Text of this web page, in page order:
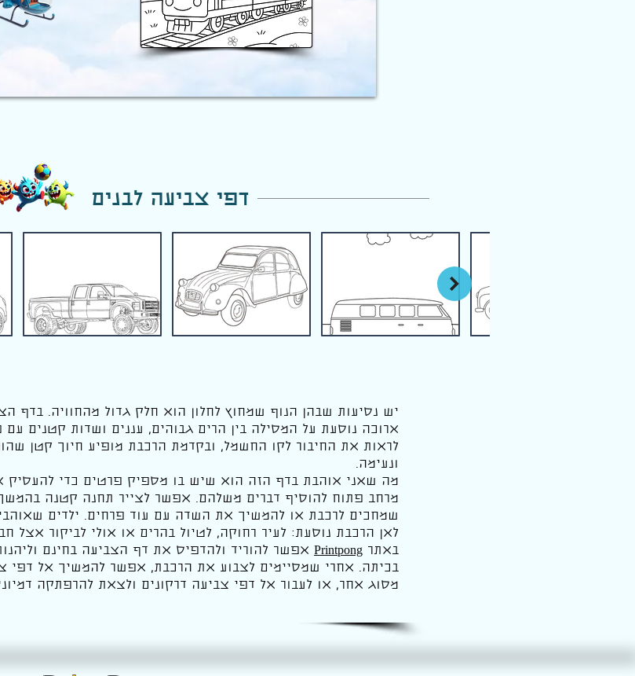
דפי צביעה לבנים
יש נסיעות שבהן הנוף שמחוץ לחלון הוא חלק גדול מהחוויה. בדף
ארוכה נוסעת על המסילה בין הרים גבוהים, עננים ושדות קטנים
לראות את החיבור לקו החשמל, ובקדמת הרכבת מופיע חיוך קטן
ונעימה.
מה שאני אוהבת בדף הזה הוא שיש בו מספיק פרטים כדי להעסיק
מרחב פתוח להוסיף דברים משלהם. אפשר לצייר תחנה קטנה
שמחכים לרכבת או להמשיך את השדה עם עוד פרחים. ילדים
לאן הרכבת נוסעת: לעיר רחוקה, לטיול בהרים או אולי לביקור אצל
באתר Printpong אפשר להוריד ולהדפיס את דף הצביעה בחינם
בכיתה. אחרי שמסיימים לצבוע את הרכבת, אפשר להמשיך אל דפי
מסוג אחר, או לעבור אל דפי צביעה דרקונים ולצאת להרפתקה